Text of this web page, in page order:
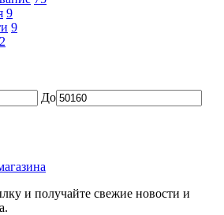
9
9
До
и получайте свежие новости и